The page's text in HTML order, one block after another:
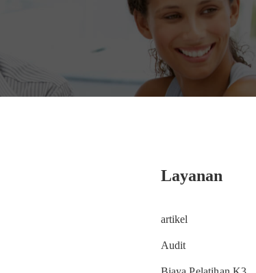
Layanan
artikel
Audit